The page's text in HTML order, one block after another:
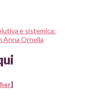
e sistemica:
Anna Ornella
]